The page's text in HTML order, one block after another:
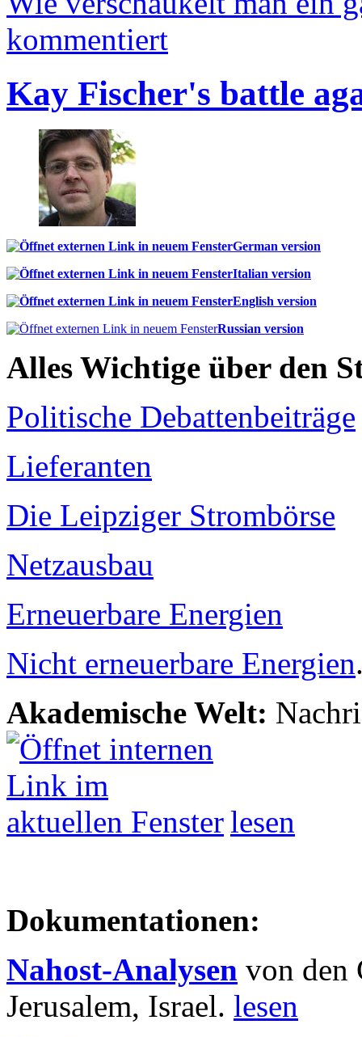
kommentiert
Kay Fischer's battle
German version
Italian version
English version
Russian version
Alles Wichtige über den
Politische Debattenbeiträge
Lieferanten
Die Leipziger Strombörse
Netzausbau
Erneuerbare Energien
Nicht erneuerbare Energien
Akademische Welt:
lesen
Dokumentationen:
Nahost-Analysen von den
Jerusalem, Israel. lesen